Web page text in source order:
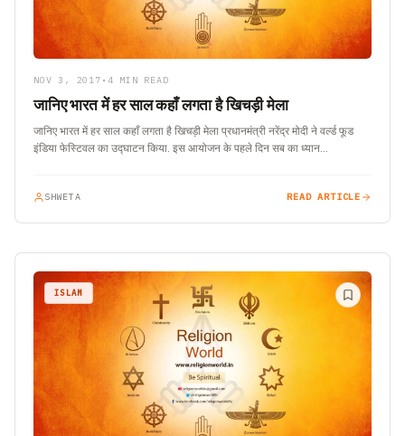
NOV 3, 2017 • 4 MIN READ
जानिए भारत में हर साल कहाँ लगता है खिचड़ी मेला
जानिए भारत में हर साल कहाँ लगता है खिचड़ी मेला प्रधानमंत्री नरेंद्र मोदी ने वर्ल्ड फूड
इंडिया फेस्ट‍िवल का उद्घाटन किया. इस आयोजन के पहले दिन सब का ध्यान…
SHWETA READ ARTICLE
ISLAM